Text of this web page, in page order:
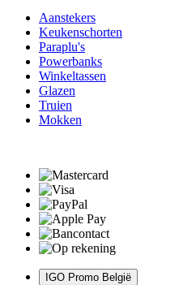
Aanstekers
Keukenschorten
Paraplu's
Powerbanks
Winkeltassen
Glazen
Truien
Mokken
IGO Promo België